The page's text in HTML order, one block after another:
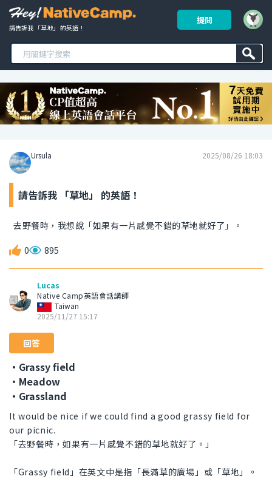
請告訴我 「草地」 的英語！
提問
Ursula 2025/08/26 18:03
請告訴我 「草地」 的英語！
去野餐時，我想說「如果有一片感覺不錯的草地就好了」。
0 895
Lucas
Native Camp英語會話講師
Taiwan
2025/11/27 15:17
回答
・Grassy field
・Meadow
・Grassland
It would be nice if we could find a good grassy field for
our picnic.
「去野餐時，如果有一片感覺不錯的草地就好了。」
「Grassy field」在英文中是指「長滿草的廣場」或「草地」。